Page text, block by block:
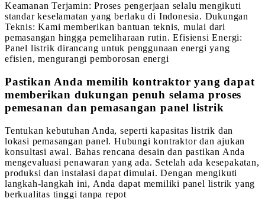
Keamanan Terjamin: Proses pengerjaan selalu mengikuti
standar keselamatan yang berlaku di Indonesia. Dukungan
Teknis: Kami memberikan bantuan teknis, mulai dari
pemasangan hingga pemeliharaan rutin. Efisiensi Energi:
Panel listrik dirancang untuk penggunaan energi yang
efisien, mengurangi pemborosan energi
Pastikan Anda memilih kontraktor yang dapat
memberikan dukungan penuh selama proses
pemesanan dan pemasangan panel listrik
Tentukan kebutuhan Anda, seperti kapasitas listrik dan
lokasi pemasangan panel. Hubungi kontraktor dan ajukan
konsultasi awal. Bahas rencana desain dan pastikan Anda
mengevaluasi penawaran yang ada. Setelah ada kesepakatan,
produksi dan instalasi dapat dimulai. Dengan mengikuti
langkah-langkah ini, Anda dapat memiliki panel listrik yang
berkualitas tinggi tanpa repot